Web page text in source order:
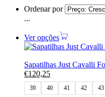
Ordenar por
...
Ver opções
Sapatilhas Just Cavalli
€120,25
39 40 41 42 43